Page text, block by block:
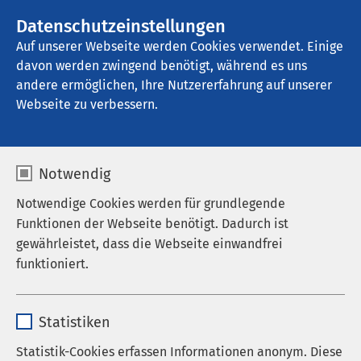
Datenschutzeinstellungen
Auf unserer Webseite werden Cookies verwendet. Einige
davon werden zwingend benötigt, während es uns
andere ermöglichen, Ihre Nutzererfahrung auf unserer
Webseite zu verbessern.
Notwendig
Notwendige Cookies werden für grundlegende
Funktionen der Webseite benötigt. Dadurch ist
gewährleistet, dass die Webseite einwandfrei
funktioniert.
Anbieter sgalinski
Statistiken
Statistik-Cookies erfassen Informationen anonym. Diese
AMEOS Klinikum Alfeld